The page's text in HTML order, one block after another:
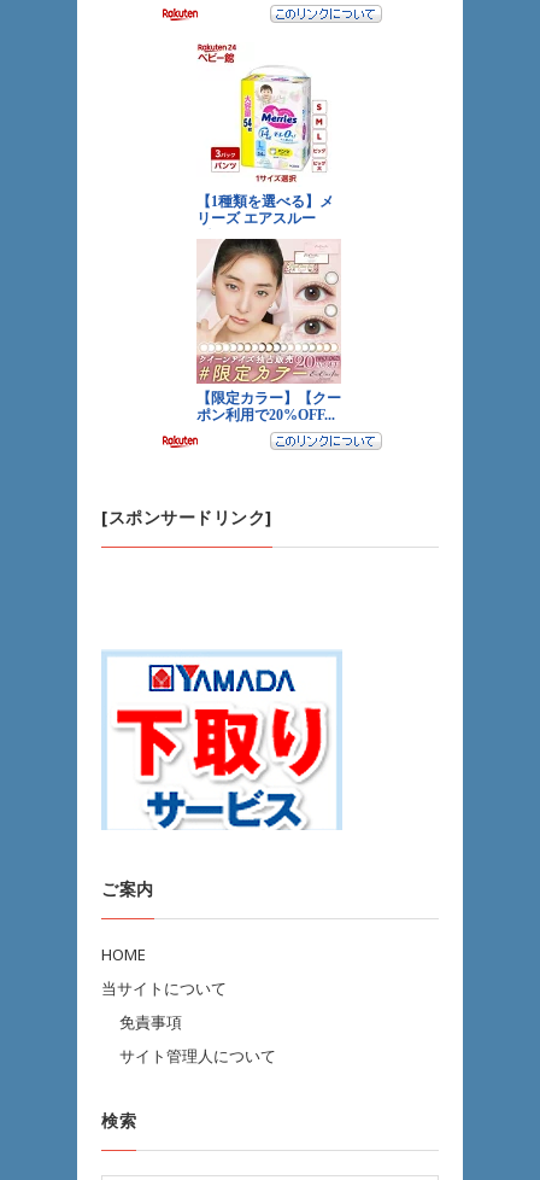
[スポンサードリンク]
ご案内
HOME
当サイトについて
免責事項
サイト管理人について
検索